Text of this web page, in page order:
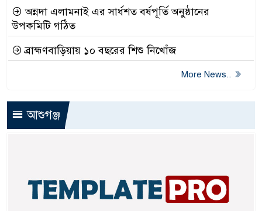
অন্নদা এলামনাই এর সার্ধশত বর্ষপূর্তি অনুষ্ঠানের
উপকমিটি গঠিত
ব্রাহ্মণবাড়িয়ায় ১০ বছরের শিশু নিখোঁজ
More News..
আশুগঞ্জ